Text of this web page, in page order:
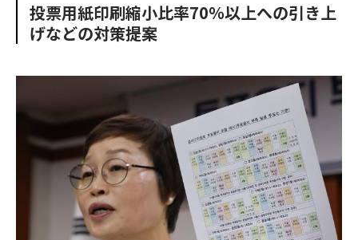
投票用紙印刷縮小比率70％以上への引き上
げなどの対策提案